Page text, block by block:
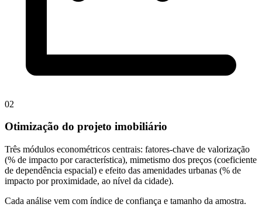
02
Otimização do projeto imobiliário
Três módulos econométricos centrais: fatores-chave de valorização
(% de impacto por característica), mimetismo dos preços (coeficiente
de dependência espacial) e efeito das amenidades urbanas (% de
impacto por proximidade, ao nível da cidade).
Cada análise vem com índice de confiança e tamanho da amostra.